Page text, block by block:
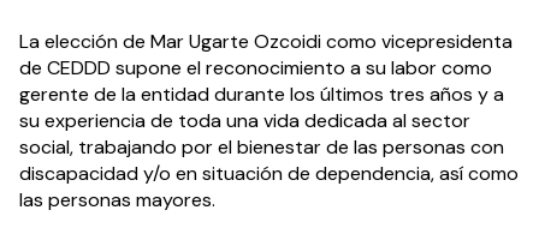
La elección de Mar Ugarte Ozcoidi como vicepresidenta
de CEDDD supone el reconocimiento a su labor como
gerente de la entidad durante los últimos tres años y a
su experiencia de toda una vida dedicada al sector
social, trabajando por el bienestar de las personas con
discapacidad y/o en situación de dependencia, así como
las personas mayores.